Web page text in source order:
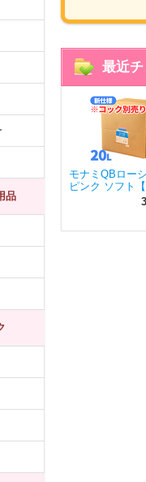
品
最近
モナミQBロー
ピンク ソフト